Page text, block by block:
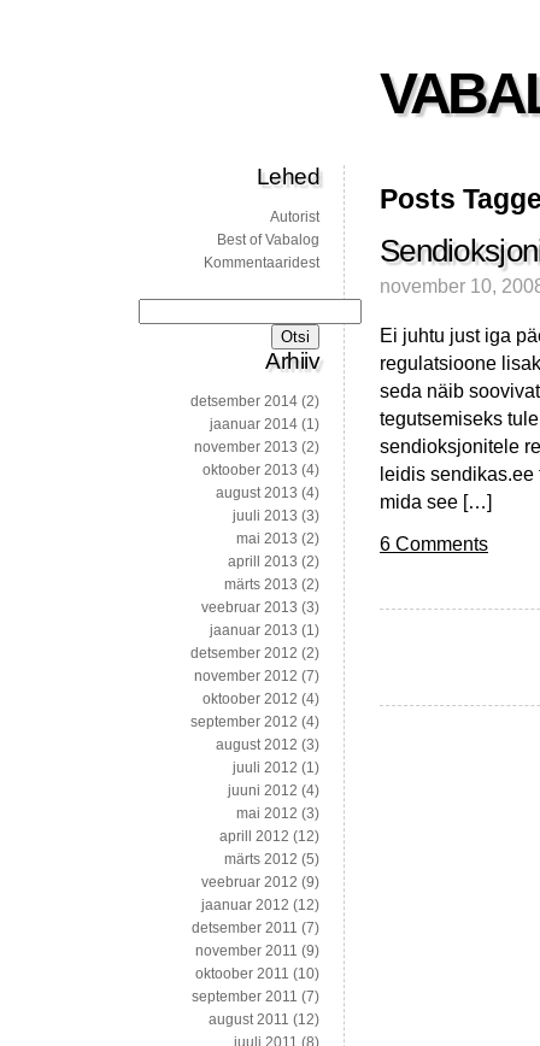
Posts
november 10,
Ei juhtu just iga
regulatsioone
seda näib
tegutsemiseks
sendioksjonitele
leidis sendikas.ee
mida see […]
6 Comments
Lehed
Autorist
Best of Vabalog
Kommentaaridest
Arhiiv
detsember 2014 (2)
jaanuar 2014 (1)
november 2013 (2)
oktoober 2013 (4)
august 2013 (4)
juuli 2013 (3)
mai 2013 (2)
aprill 2013 (2)
märts 2013 (2)
veebruar 2013 (3)
jaanuar 2013 (1)
detsember 2012 (2)
november 2012 (7)
oktoober 2012 (4)
september 2012 (4)
august 2012 (3)
juuli 2012 (1)
juuni 2012 (4)
mai 2012 (3)
aprill 2012 (12)
märts 2012 (5)
veebruar 2012 (9)
jaanuar 2012 (12)
detsember 2011 (7)
november 2011 (9)
oktoober 2011 (10)
september 2011 (7)
august 2011 (12)
juuli 2011 (8)